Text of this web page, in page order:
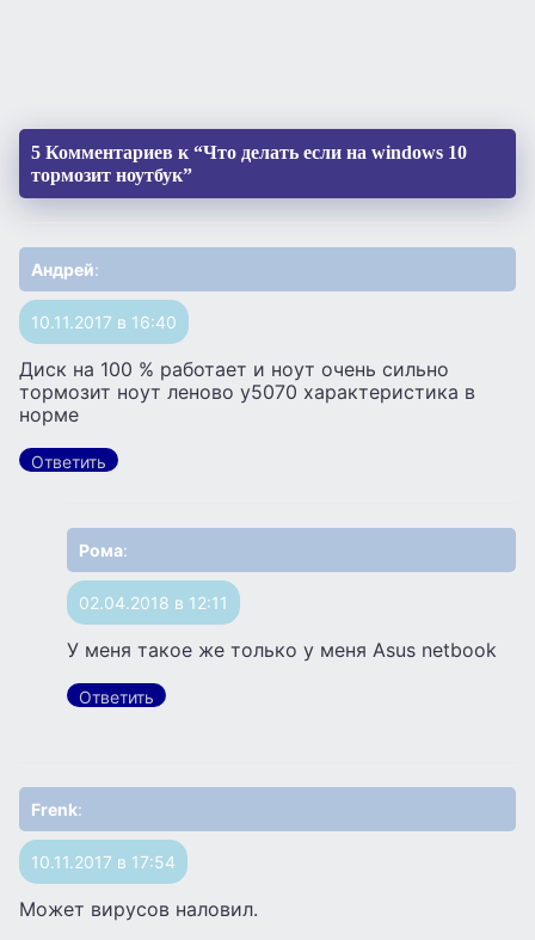
5 Комментариев к “Что делать если на windows 10
тормозит ноутбук”
Андрей:
10.11.2017 в 16:40
Диск на 100 % работает и ноут очень сильно
тормозит ноут леново y5070 характеристика в
норме
Ответить
Рома:
02.04.2018 в 12:11
У меня такое же только у меня Asus netbook
Ответить
Frenk:
10.11.2017 в 17:54
Может вирусов наловил.